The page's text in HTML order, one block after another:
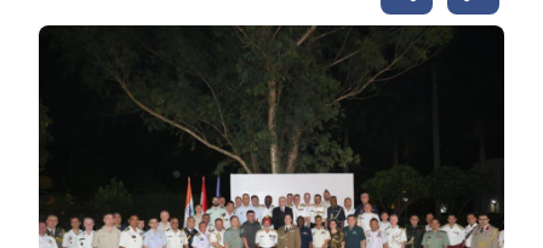
Tony Curtis. És persze minden idők egyik legnagyobb
labdarúgója, Puskás Ferenc is magyar volt.
A Magyarország és India közötti együttműködésnek
hosszú történelme van, egészen a 18. század végéig
nyúlik vissza, majd a 21. században új távlatok nyíltak
meg. Nagykövetségünk legfontosabb feladata,
hogy elősegítsük az országaink közötti sokrétű
kapcsolatok erősödését. Minden munkatársunk azért